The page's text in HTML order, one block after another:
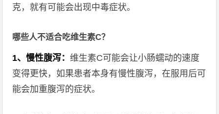
克，就有可能会出现中毒症状。
哪些人不适合吃维生素C？
1、慢性腹泻：维生素C可能会让小肠蠕动的速度
变得更快，如果患者本身有慢性腹泻，在服用后可
能会加重腹泻的症状。